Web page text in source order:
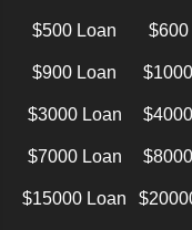
$500 Loan $600
$900 Loan
$3000 Loan
$7000 Loan
$15000 Loan